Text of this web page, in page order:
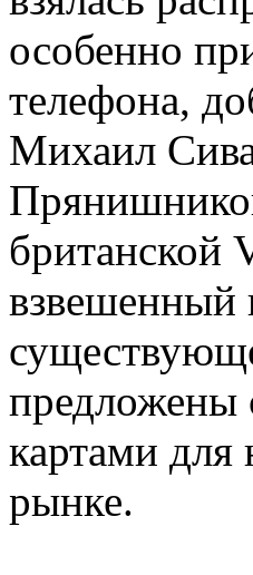
особенно
телефона,
Михаил
британской
взвешенный
предложены
картами
рынке.